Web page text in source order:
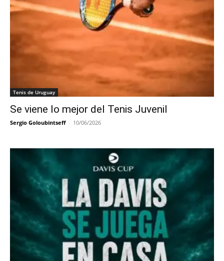
Tenis de Uruguay
Se viene lo mejor del Tenis Juvenil
Sergio Goloubintseff - 10/06/2026